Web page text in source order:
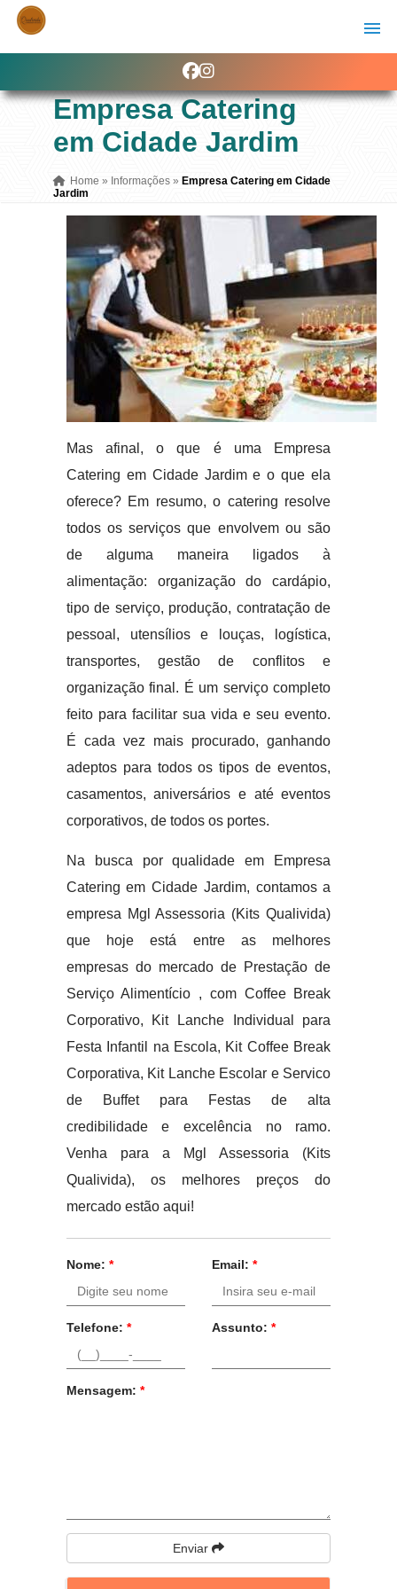
Empresa Catering
em Cidade Jardim
Home » Informações » Empresa Catering em Cidade
Jardim
Mas afinal, o que é uma Empresa
Catering em Cidade Jardim e o que ela
oferece? Em resumo, o catering resolve
todos os serviços que envolvem ou são
de alguma maneira ligados à
alimentação: organização do cardápio,
tipo de serviço, produção, contratação de
pessoal, utensílios e louças, logística,
transportes, gestão de conflitos e
organização final. É um serviço completo
feito para facilitar sua vida e seu evento.
É cada vez mais procurado, ganhando
adeptos para todos os tipos de eventos,
casamentos, aniversários e até eventos
corporativos, de todos os portes.
Na busca por qualidade em Empresa
Catering em Cidade Jardim, contamos a
empresa Mgl Assessoria (Kits Qualivida)
que hoje está entre as melhores
empresas do mercado de Prestação de
Serviço Alimentício , com Coffee Break
Corporativo, Kit Lanche Individual para
Festa Infantil na Escola, Kit Coffee Break
Corporativa, Kit Lanche Escolar e Servico
de Buffet para Festas de alta
credibilidade e excelência no ramo.
Venha para a Mgl Assessoria (Kits
Qualivida), os melhores preços do
mercado estão aqui!
Nome: * Email: *
Telefone: * Assunto: *
Mensagem: *
Enviar